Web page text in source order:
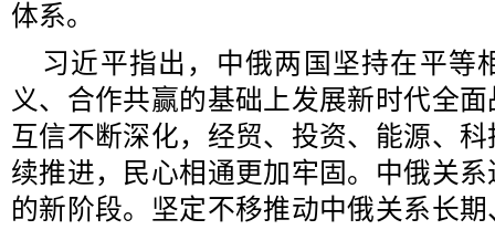
体系。
习近平指出，中俄两国坚持在平等
义、合作共赢的基础上发展新时代全
互信不断深化，经贸、投资、能源、
续推进，民心相通更加牢固。中俄关
的新阶段。坚定不移推动中俄关系长